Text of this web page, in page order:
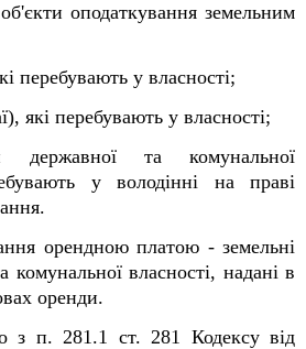
оподаткування земельним
перебувають у власності;
які перебувають у власності;
державної та комунальної
у володінні на праві
орендною платою - земельні
комунальної власності, надані в
оренди.
з п. 281.1 ст. 281 Кодексу від